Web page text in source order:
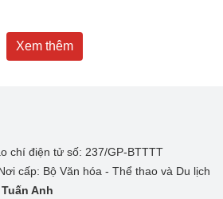
Xem thêm
chí điện tử số: 237/GP-BTTTT
cấp: Bộ Văn hóa - Thể thao và Du lịch
Anh